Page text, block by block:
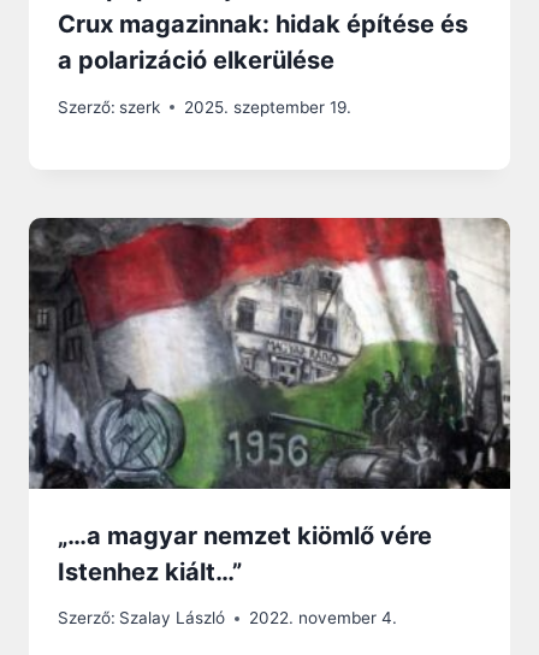
Crux magazinnak: hidak építése és
a polarizáció elkerülése
Szerző: szerk 2025. szeptember 19.
„…a magyar nemzet kiömlő vére
Istenhez kiált…”
Szerző: Szalay László 2022. november 4.